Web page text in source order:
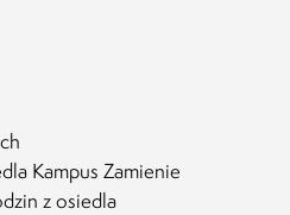
Kampus Zamienie
z osiedla